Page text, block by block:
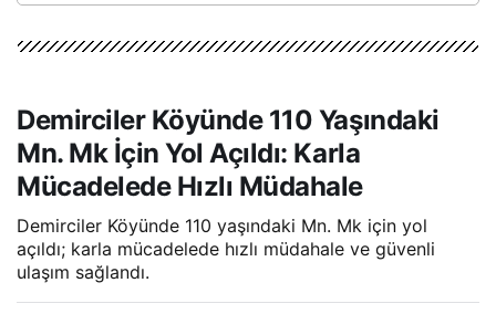
Demirciler Köyünde 110 Yaşındaki
Mn. Mk İçin Yol Açıldı: Karla
Mücadelede Hızlı Müdahale
Demirciler Köyünde 110 yaşındaki Mn. Mk için yol
açıldı; karla mücadelede hızlı müdahale ve güvenli
ulaşım sağlandı.